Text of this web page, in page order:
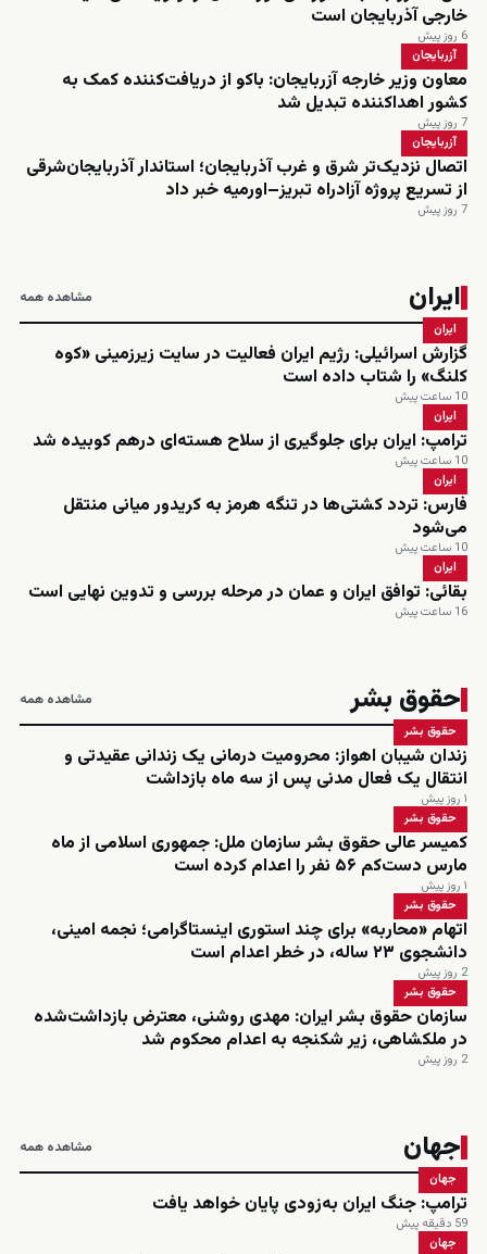
خارجی آذربایجان است
6 روز پیش
آزربایجان
معاون وزیر خارجه آزربایجان: باکو از دریافت‌کننده کمک به
کشور اهداکننده تبدیل شد
7 روز پیش
آزربایجان
اتصال نزدیک‌تر شرق و غرب آذربایجان؛ استاندار آذربایجان‌شرقی
از تسریع پروژه آزادراه تبریز–اورمیه خبر داد
7 روز پیش
ایران مشاهده همه
ایران
گزارش اسرائیلی: رژیم ایران فعالیت در سایت زیرزمینی «کوه
کلنگ» را شتاب داده است
10 ساعت پیش
ایران
ترامپ: ایران برای جلوگیری از سلاح هسته‌ای درهم کوبیده شد
10 ساعت پیش
ایران
فارس: تردد کشتی‌ها در تنگه هرمز به کریدور میانی منتقل
می‌شود
10 ساعت پیش
ایران
بقائی: توافق ایران و عمان در مرحله بررسی و تدوین نهایی است
16 ساعت پیش
حقوق بشر مشاهده همه
حقوق بشر
زندان شیبان اهواز: محرومیت درمانی یک زندانی عقیدتی و
انتقال یک فعال مدنی پس از سه ماه بازداشت
۱ روز پیش
حقوق بشر
کمیسر عالی حقوق بشر سازمان ملل: جمهوری اسلامی از ماه
مارس دست‌کم ۵۶ نفر را اعدام کرده است
۱ روز پیش
حقوق بشر
اتهام «محاربه» برای چند استوری اینستاگرامی؛ نجمه امینی،
دانشجوی ۲۳ ساله، در خطر اعدام است
2 روز پیش
حقوق بشر
سازمان حقوق بشر ایران: مهدی روشنی، معترض بازداشت‌شده
در ملکشاهی، زیر شکنجه به اعدام محکوم شد
2 روز پیش
جهان مشاهده همه
جهان
ترامپ: جنگ ایران به‌زودی پایان خواهد یافت
59 دقیقه پیش
جهان